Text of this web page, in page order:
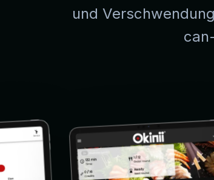
und